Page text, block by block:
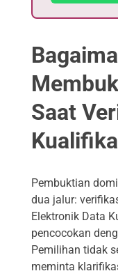
Saat
Pembuktian
dua jalur:
Elektronik Data
pencocokan
Pemilihan tidak
meminta